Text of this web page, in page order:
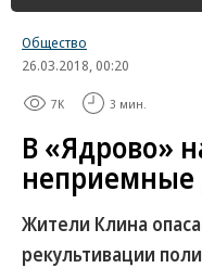
Общество
26.03.2018, 00:20
7K 3 мин.
В «Ядрово»
неприемные
Жители Клина
рекультивации